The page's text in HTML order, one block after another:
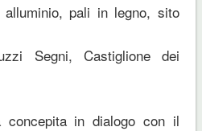
pali in legno, sito
Segni, Castiglione dei
in dialogo con il